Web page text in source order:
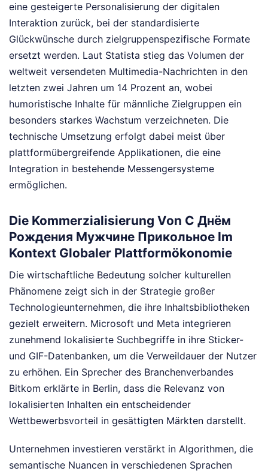
eine gesteigerte Personalisierung der digitalen
Interaktion zurück, bei der standardisierte
Glückwünsche durch zielgruppenspezifische Formate
ersetzt werden. Laut Statista stieg das Volumen der
weltweit versendeten Multimedia-Nachrichten in den
letzten zwei Jahren um 14 Prozent an, wobei
humoristische Inhalte für männliche Zielgruppen ein
besonders starkes Wachstum verzeichneten. Die
technische Umsetzung erfolgt dabei meist über
plattformübergreifende Applikationen, die eine
Integration in bestehende Messengersysteme
ermöglichen.
Die Kommerzialisierung Von С Днём
Рождения Мужчине Прикольное Im
Kontext Globaler Plattformökonomie
Die wirtschaftliche Bedeutung solcher kulturellen
Phänomene zeigt sich in der Strategie großer
Technologieunternehmen, die ihre Inhaltsbibliotheken
gezielt erweitern. Microsoft und Meta integrieren
zunehmend lokalisierte Suchbegriffe in ihre Sticker-
und GIF-Datenbanken, um die Verweildauer der Nutzer
zu erhöhen. Ein Sprecher des Branchenverbandes
Bitkom erklärte in Berlin, dass die Relevanz von
lokalisierten Inhalten ein entscheidender
Wettbewerbsvorteil in gesättigten Märkten darstellt.
Unternehmen investieren verstärkt in Algorithmen, die
semantische Nuancen in verschiedenen Sprachen